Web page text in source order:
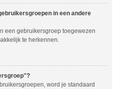
in een andere
een gebruikersgroep toegewezen
te herkennen.
word je standaard